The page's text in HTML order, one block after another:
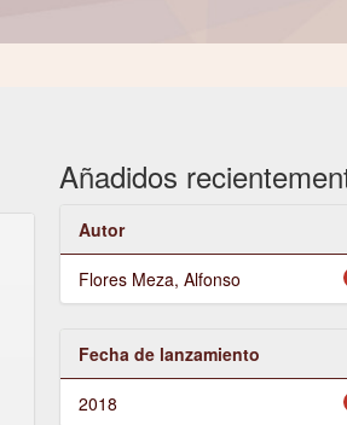
Añadidos
Autor
Flores Meza, Alfonso
Fecha de lanzamiento
2018